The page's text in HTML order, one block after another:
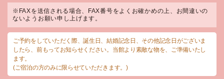
※FAXを送信される場合、FAX番号をよくお確かめの上、お間違いの
ないようお願い申し上げます。
ご予約をしていただく際、誕生日、結婚記念日、その他記念日がございま
したら、前もってお知らせください。当館より素敵な物を、ご準備いたし
ます。
(ご宿泊の方のみに限らせていただきます。)